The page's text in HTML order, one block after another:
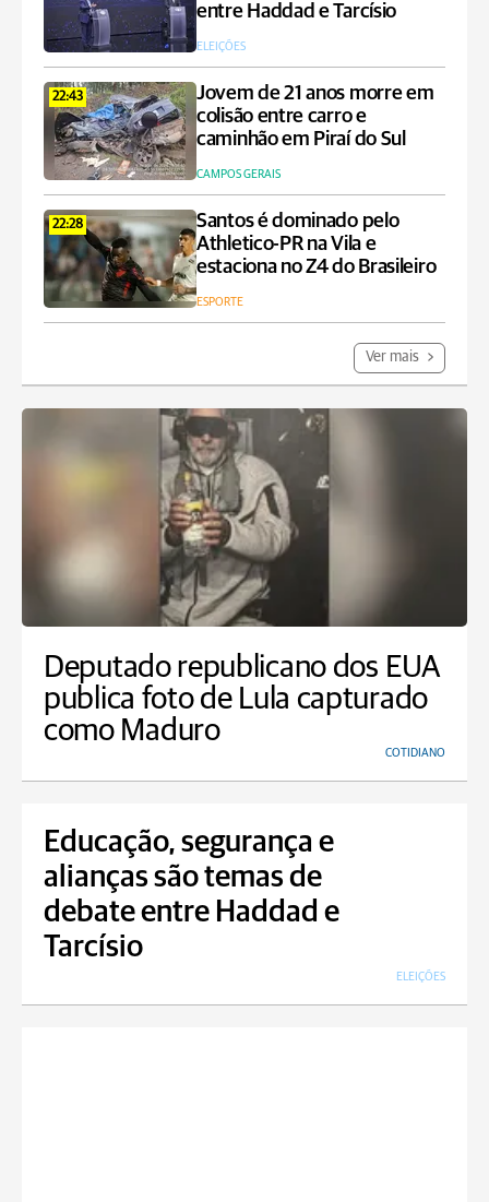
entre Haddad e Tarcísio
ELEIÇÕES
22:43
Jovem de 21 anos morre em
colisão entre carro e
caminhão em Piraí do Sul
CAMPOS GERAIS
22:28
Santos é dominado pelo
Athletico-PR na Vila e
estaciona no Z4 do Brasileiro
ESPORTE
Ver mais
Deputado republicano dos EUA
publica foto de Lula capturado
como Maduro
COTIDIANO
Educação, segurança e
alianças são temas de
debate entre Haddad e
Tarcísio
ELEIÇÕES